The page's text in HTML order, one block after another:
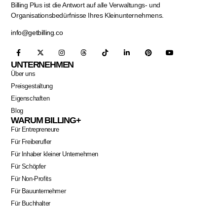
Billing Plus ist die Antwort auf alle Verwaltungs- und
Organisationsbedürfnisse Ihres Kleinunternehmens.
info@getbilling.co
UNTERNEHMEN
Über uns
Preisgestaltung
Eigenschaften
Blog
WARUM BILLING+
Für Entrepreneure
Für Freiberufler
Für Inhaber kleiner Unternehmen
Für Schöpfer
Für Non-Profits
Für Bauunternehmer
Für Buchhalter